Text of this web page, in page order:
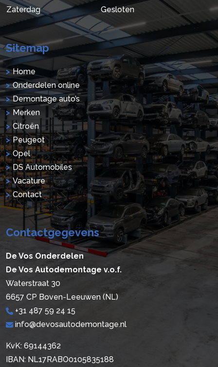
Zaterdag
Gesloten
Sitemap
Home
Onderdelen online
Demontage auto’s
Merken
Citroën
Peugeot
Opel
DS Automobiles
Vacature
Contact
Contactgegevens
De Vos Onderdelen
De Vos Autodemontage v.o.f.
Waterstraat 30
6657 CP Boven-Leeuwen (NL)
+31 487 59 24 15
info@devosautodemontage.nl
KvK: 69144362
IBAN: NL17RABO0105835188